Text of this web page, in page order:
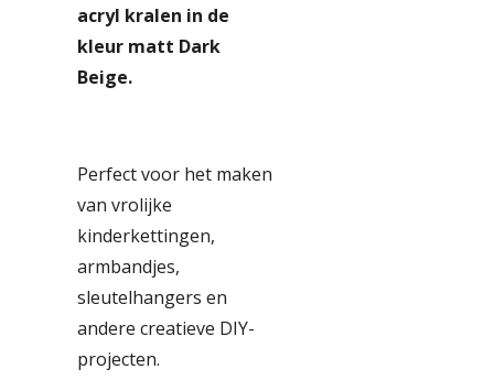
acryl kralen in de
kleur matt Dark
Beige.
Perfect voor het maken
van vrolijke
kinderkettingen,
armbandjes,
sleutelhangers en
andere creatieve DIY-
projecten.